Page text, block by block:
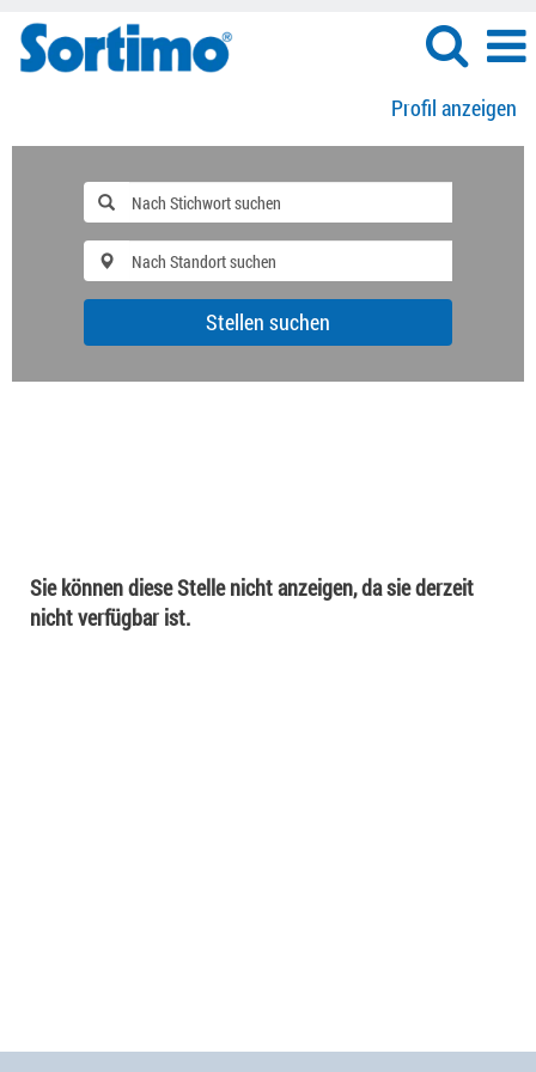
Profil anzeigen
Stellen suchen
Sie können diese Stelle nicht anzeigen, da sie derzeit
nicht verfügbar ist.